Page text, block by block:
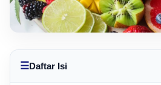
☰Daftar Isi